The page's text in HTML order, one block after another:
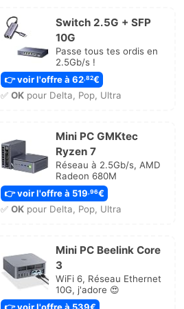
Switch 2.5G + SFP
10G
Passe tous tes ordis en
2.5Gb/s !
👉 voir l'offre à 62,82€
✅ OKpour Delta, Pop, Ultra
Mini PC GMKtec
Ryzen 7
Réseau à 2.5Gb/s, AMD
Radeon 680M
👉 voir l'offre à 519,96€
✅ OKpour Delta, Pop, Ultra
Mini PC Beelink Core
3
WiFi 6, Réseau Ethernet
10G, j'adore 😍